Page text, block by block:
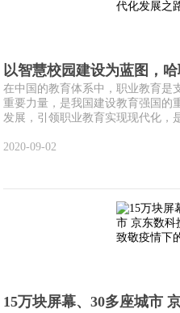
以智慧校园建设为蓝图，
在中国的教育体系中，职业教育是
重要力量，是我国建设教育强国的
发展，引领职业教育实现现代化，
2020-09-02
15万块屏幕、30多座城市